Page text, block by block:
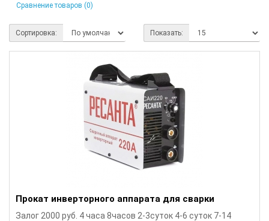
Сравнение товаров (0)
Сортировка: Показать:
Прокат инверторного аппарата для сварки
Залог 2000 руб. 4 часа 8часов 2-3суток 4-6 суток 7-14